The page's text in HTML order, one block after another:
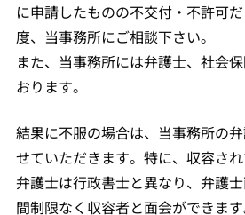
に申請したものの不交付・不許可
度、当事務所にご相談下さい。
また、当事務所には弁護士、社会
おります。
結果に不服の場合は、当事務所の
せていただきます。特に、収容され
弁護士は行政書士と異なり、弁護
間制限なく収容者と面会ができます